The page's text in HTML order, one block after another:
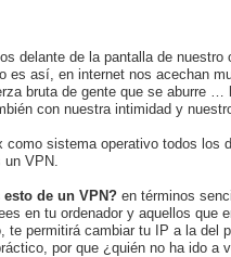
delante de la pantalla de
es así, en internet nos acechan
bruta de gente que se aburre
con nuestra intimidad y
como sistema operativo todos los
VPN.
esto de un VPN? en términos
en tu ordenador y aquellos que
te permitirá cambiar tu IP a la del
por que ¿quién no ha ido a